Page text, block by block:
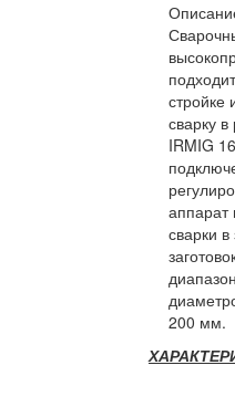
стройке
сварку
IRMIG
аппарат
сварки
200 мм.